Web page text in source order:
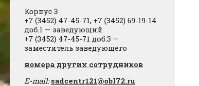
Корпус 3
+7 (3452) 47-45-71, +7 (3452) 69-19-14
доб.1 — заведующий
+7 (3452) 47-45-71 доб.3 —
заместитель заведующего
​номера других сотрудников
E-mail: sadcentr121@obl72.ru